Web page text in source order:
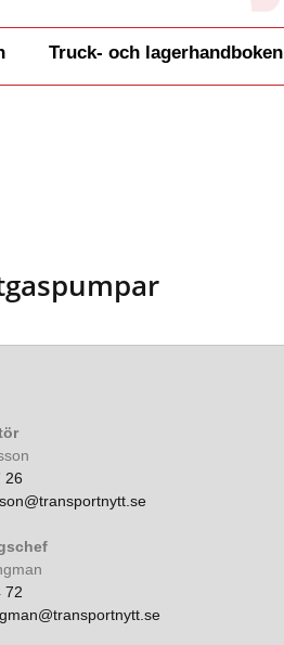
Truck- och lagerhandboken
26
72